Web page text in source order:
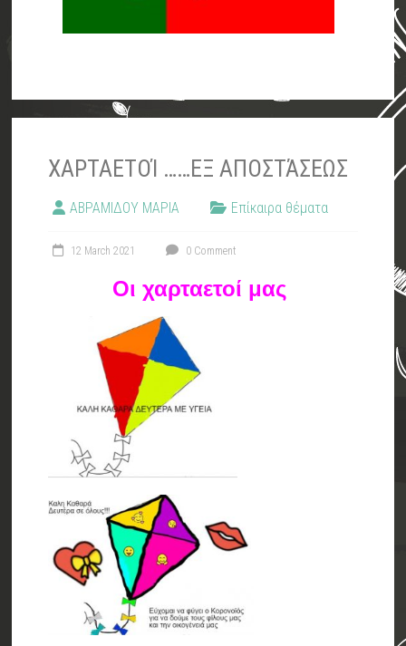
ΧΑΡΤΑΕΤΟΊ ……ΕΞ ΑΠΟΣΤΆΣΕΩΣ
ΑΒΡΑΜΙΔΟΥ ΜΑΡΙΑ Επίκαιρα θέματα
12 March 2021 0 Comment
Οι χαρταετοί μας